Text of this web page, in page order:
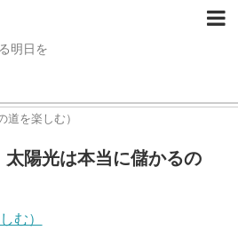
明日を
道を楽しむ）
太陽光は本当に儲かるの
む）